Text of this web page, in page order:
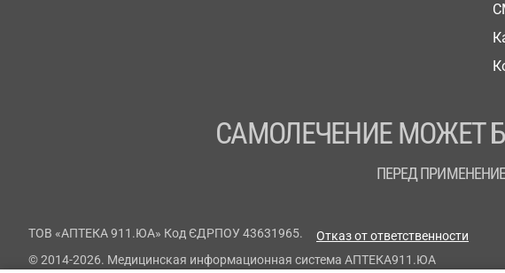
САМОЛЕЧЕНИЕ МОЖЕТ
ПЕРЕД
ТОВ «АПТЕКА 911.ЮА» Код ЄДРПОУ 43631965.
Отказ от ответственности
© 2014-2026. Медицинская информационная система АПТЕКА911.ЮА